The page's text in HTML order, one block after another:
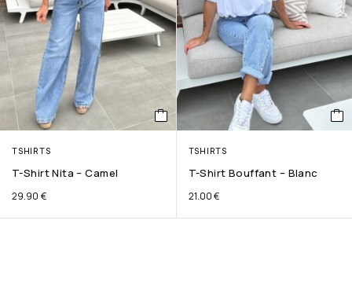
TSHIRTS
T-Shirt Nita – Camel
29.90 €
TSHIRTS
T-Shirt Bouffant – Blanc
21.00€